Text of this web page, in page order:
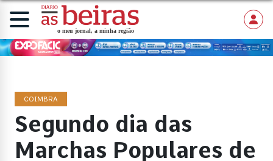
COIMBRA
Segundo dia das
Marchas Populares de